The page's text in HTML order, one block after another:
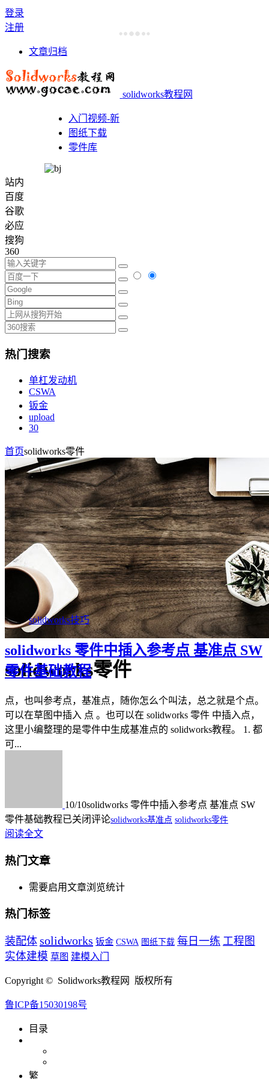
登录
注册
文章归档
solidworks教程网
入门视频-新
图纸下载
零件库
站内
百度
谷歌
必应
搜狗
360
热门搜索
单杠发动机
CSWA
钣金
upload
30
首页solidworks零件
solidworks零件
solidworks技巧
solidworks 零件中插入参考点 基准点 SW
零件基础教程
点，也叫参考点，基准点，随你怎么个叫法，总之就是个点。
可以在草图中插入 点 。也可以在 solidworks 零件 中插入点，
这里小编整理的是零件中生成基准点的 solidworks教程。 1. 都
可...
10/10solidworks 零件中插入参考点 基准点 SW
零件基础教程已关闭评论solidworks基准点 solidworks零件
阅读全文
热门文章
需要启用文章浏览统计
热门标签
装配体 solidworks 钣金 CSWA 图纸下载 每日一练 工程图
实体建模 草图 建模入门
Copyright © Solidworks教程网 版权所有
鲁ICP备15030198号
目录
繁